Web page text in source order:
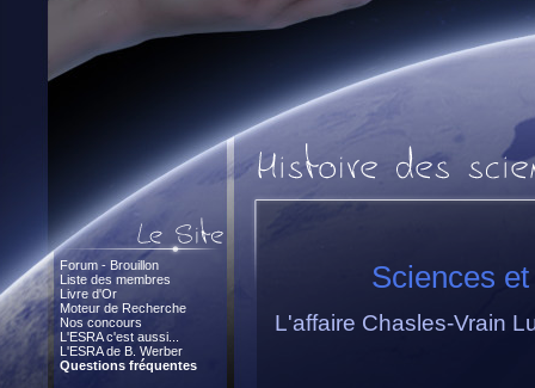
Forum - Brouillon
Liste des membres
Livre d'Or
Moteur de Recherche
Nos concours
L'ESRA c'est aussi...
L'ESRA de B. Werber
Questions fréquentes
Sciences
L'affaire Chasles-Vrain